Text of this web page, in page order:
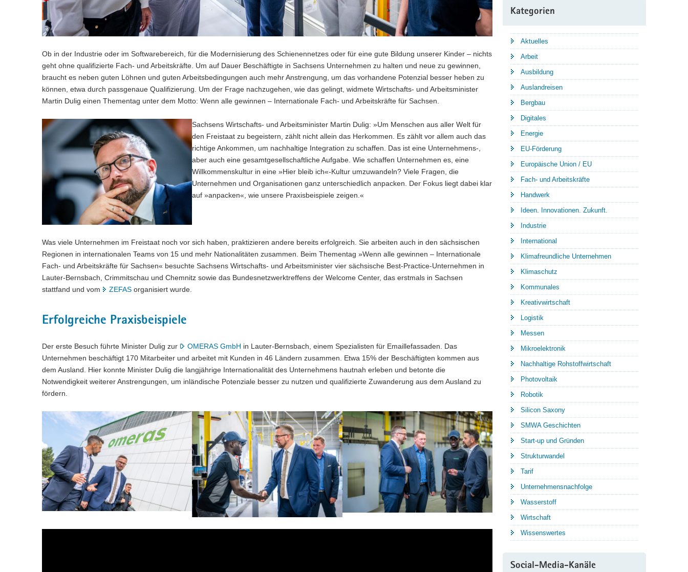
Ob in der Industrie oder im Softwarebereich, für die Modernisierung des Schienennetzes oder für eine gute Bildung unserer Kinder – nichts
geht ohne qualifizierte Fach- und Arbeitskräfte. Um auf Dauer Beschäftigte in Sachsens Unternehmen zu halten und neue zu gewinnen,
braucht es neben guten Löhnen und guten Arbeitsbedingungen auch mehr Anstrengung, um das vorhandene Potenzial besser heben zu
können, etwa durch passgenaue Qualifizierung. Um der Frage nachzugehen, wie das gelingt, widmete Wirtschafts- und Arbeitsminister
Martin Dulig einen Thementag unter dem Motto: Wenn alle gewinnen – Internationale Fach- und Arbeitskräfte für Sachsen.
Sachsens Wirtschafts- und Arbeitsminister Martin Dulig: »Um Menschen aus aller Welt für
den Freistaat zu begeistern, zählt nicht allein das Herkommen. Es zählt vor allem auch das
richtige Ankommen, um nachhaltige Integration zu schaffen. Das ist eine Unternehmens-,
aber auch eine gesamtgesellschaftliche Aufgabe. Wie schaffen Unternehmen es, eine
Willkommenskultur in eine »Hier bleib ich«-Kultur umzuwandeln? Viele Fragen, die
Unternehmen und Organisationen ganz unterschiedlich anpacken. Der Fokus liegt dabei klar
auf »anpacken«, wie unsere Praxisbeispiele zeigen.«
Was viele Unternehmen im Freistaat noch vor sich haben, praktizieren andere bereits erfolgreich. Sie arbeiten auch in den sächsischen
Regionen in internationalen Teams von 15 und mehr Nationalitäten zusammen. Beim Thementag »Wenn alle gewinnen – Internationale
Fach- und Arbeitskräfte für Sachsen« besuchte Sachsens Wirtschafts- und Arbeitsminister vier sächsische Best-Practice-Unternehmen in
Lauter-Bernsbach, Crimmitschau und Chemnitz sowie das Bundesnetzwerktreffens der Welcome Center, das erstmals in Sachsen
stattfand und vom
ZEFAS organisiert wurde.
Erfolgreiche Praxisbeispiele
Der erste Besuch führte Minister Dulig zur OMERAS GmbH in Lauter-Bernsbach, einem Spezialisten für Emaillefassaden. Das
Unternehmen beschäftigt 170 Mitarbeiter und arbeitet mit Kunden in 46 Ländern zusammen. Etwa 15% der Beschäftigten kommen aus
dem Ausland. Hier konnte Minister Dulig die langjährige Internationalität des Unternehmens hautnah erleben und betonte die
Notwendigkeit weiterer Anstrengungen, um inländische Potenziale besser zu nutzen und qualifizierte Zuwanderung aus dem Ausland zu
fördern.
Kategorien
Aktuelles
Arbeit
Ausbildung
Auslandreisen
Bergbau
Digitales
Energie
EU-Förderung
Europäische Union / EU
Fach- und Arbeitskräfte
Handwerk
Ideen. Innovationen. Zukunft.
Industrie
International
Klimafreundliche Unternehmen
Klimaschutz
Kommunales
Kreativwirtschaft
Logistik
Messen
Mikroelektronik
Nachhaltige Rohstoffwirtschaft
Photovoltaik
Robotik
Silicon Saxony
SMWA Geschichten
Start-up und Gründen
Strukturwandel
Tarif
Unternehmensnachfolge
Wasserstoff
Wirtschaft
Wissenswertes
Social-Media-Kanäle